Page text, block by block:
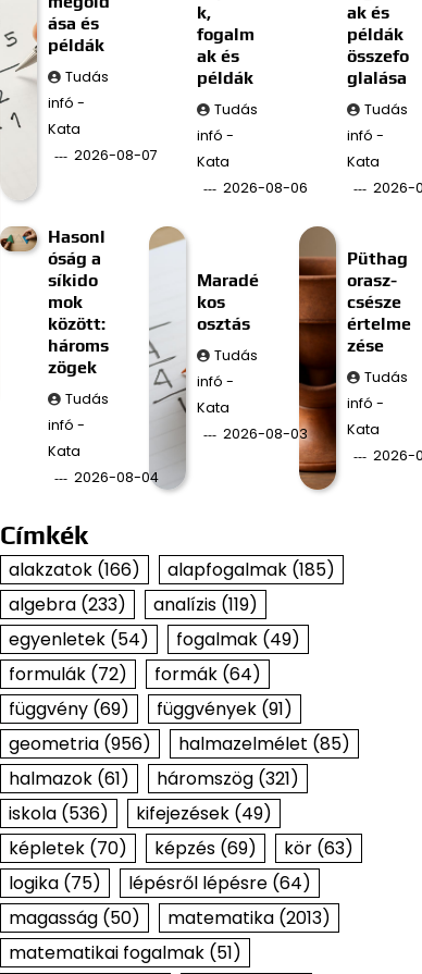
ása és
példák
Tudás
infó -
Kata
2026-08-07
k,
fogalm
ak és
példák
Tudás
infó -
Kata
2026-08-06
ak és
példák
összefo
glalása
Tudás
infó -
Kata
2026-
Hasonl
óság a
síkido
mok
között:
hároms
zögek
Tudás
infó -
Kata
2026-08-04
Maradé
kos
osztás
Tudás
infó -
Kata
2026-08-03
Püthag
orasz-
csésze
értelme
zése
Tudás
infó -
Kata
2026-
Címkék
alakzatok(166) alapfogalmak(185)
algebra(233) analízis(119)
egyenletek(54) fogalmak(49)
formulák(72) formák(64)
függvény(69) függvények(91)
geometria(956) halmazelmélet (85)
halmazok(61) háromszög(321)
iskola(536) kifejezések(49)
képletek(70) képzés(69) kör(63)
logika(75) lépésről lépésre(64)
magasság(50) matematika(2013)
matematikai fogalmak(51)